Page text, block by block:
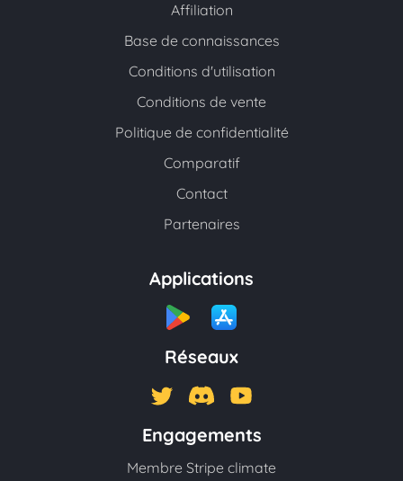
Affiliation
Base de connaissances
Conditions d'utilisation
Conditions de vente
Politique de confidentialité
Comparatif
Contact
Partenaires
Applications
Réseaux
Engagements
Membre Stripe climate